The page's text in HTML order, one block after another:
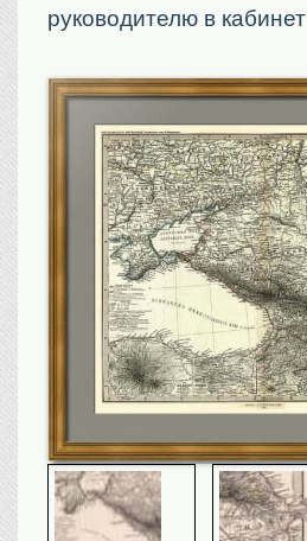
Санкт-Петербург
Российская империя
Прочие
Старинные карты
Российская империя
Европа
Мир
Исторические карты
Виды городов
Москва
Санкт-Петербург
Российская империя
Прочие
Севастополь, Крым
Ценные бумаги
руководителю в кабинет